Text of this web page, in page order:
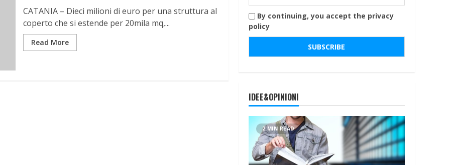
CATANIA – Dieci milioni di euro per una struttura al
coperto che si estende per 20mila mq,...
Read More
By continuing, you accept the privacy
policy
IDEE&OPINIONI
2 MIN READ